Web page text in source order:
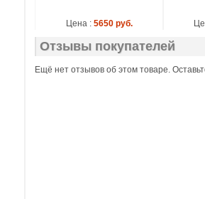
Цена : 5650 руб.
Отзывы покупателей
Ещё нет отзывов об этом товаре.